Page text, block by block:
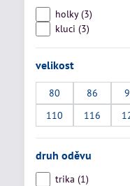
holky (3)
kluci (3)
velikost
80 86
110
116
druh oděvu
trika (1)